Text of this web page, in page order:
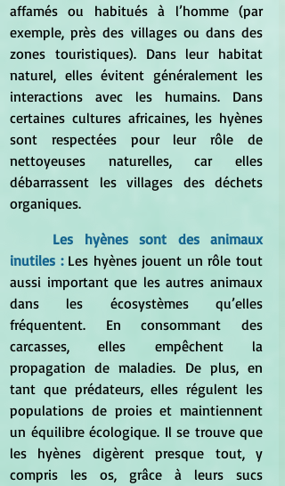
affamés ou habitués à l’homme (par
exemple, près des villages ou dans des
zones touristiques). Dans leur habitat
naturel, elles évitent généralement les
interactions avec les humains. Dans
certaines cultures africaines, les hyènes
sont respectées pour leur rôle de
nettoyeuses naturelles, car elles
débarrassent les villages des déchets
organiques.
inutiles : Les hyènes jouent un rôle tout
aussi important que les autres animaux
dans les écosystèmes qu’elles
fréquentent. En consommant des
carcasses, elles empêchent la
propagation de maladies. De plus, en
tant que prédateurs, elles régulent les
populations de proies et maintiennent
un équilibre écologique. Il se trouve que
les hyènes digèrent presque tout, y
compris les os, grâce à leurs sucs